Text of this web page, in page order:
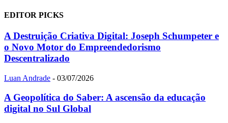
EDITOR PICKS
A Destruição Criativa Digital: Joseph Schumpeter e
o Novo Motor do Empreendedorismo
Descentralizado
Luan Andrade - 03/07/2026
A Geopolítica do Saber: A ascensão da educação
digital no Sul Global